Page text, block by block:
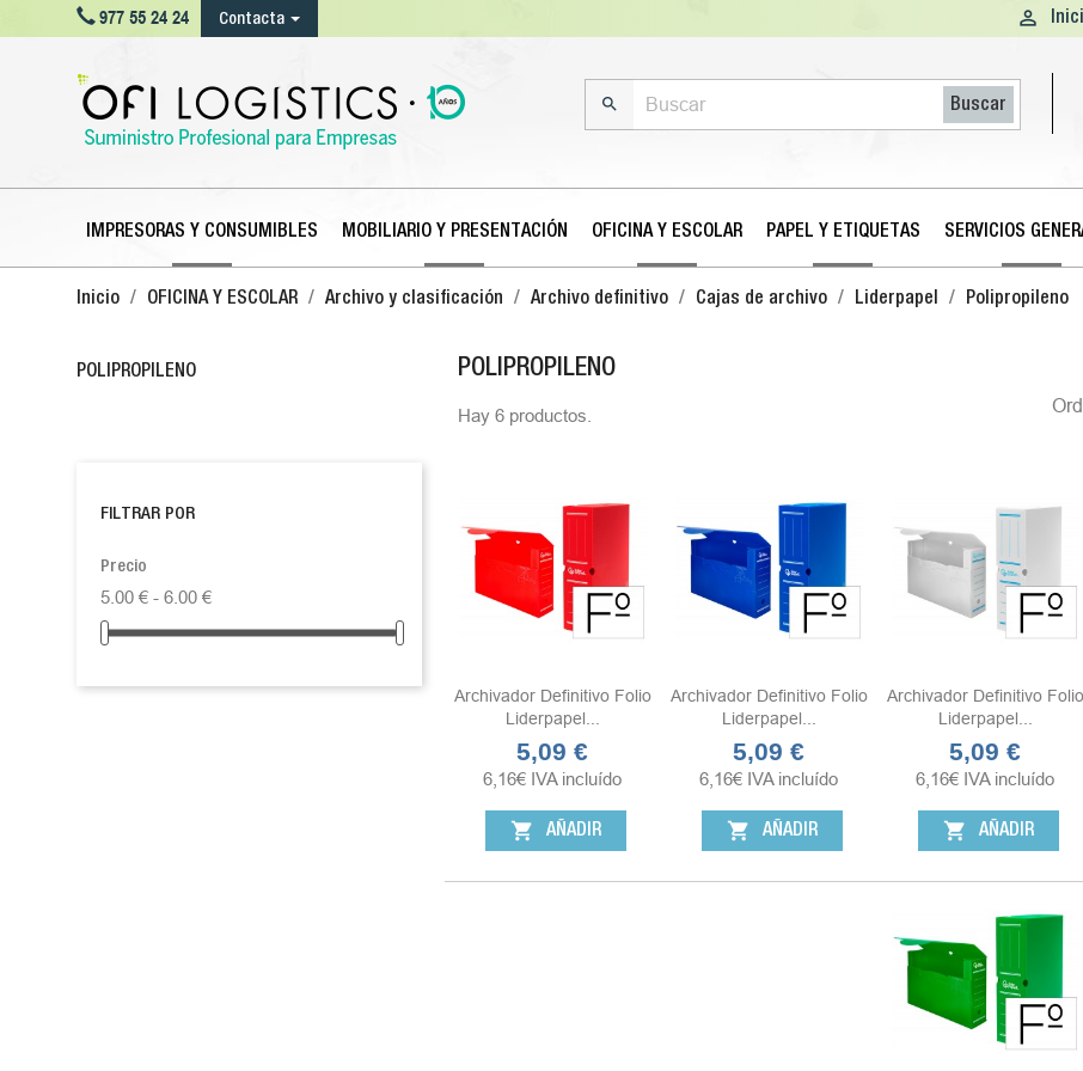
977 55 24 24 Contacta 
 Buscar
IMPRESORAS Y CONSUMIBLES MOBILIARIO Y PRESENTACIÓN OFICINA Y ESCOLAR PAPEL Y ETIQUETAS SERVICIOS
Inicio OFICINA Y ESCOLAR Archivo y clasificación Archivo definitivo Cajas de archivo Liderpapel Polipropileno
POLIPROPILENO
FILTRAR POR
Precio
5.00 € - 6.00 €
POLIPROPILENO
Hay 6 productos.
Archivador Definitivo Folio
Liderpapel...
Precio
5,09 €
6,16€ IVA incluído
shopping_cart AÑADIR
Archivador Definitivo Folio
Liderpapel...
Precio
5,09 €
6,16€ IVA incluído
shopping_cart AÑADIR
Archivador Definitivo Folio
Liderpapel...
Precio
5,09 €
6,16€ IVA incluído
shopping_cart AÑADIR